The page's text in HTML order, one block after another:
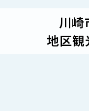
川崎
地区観